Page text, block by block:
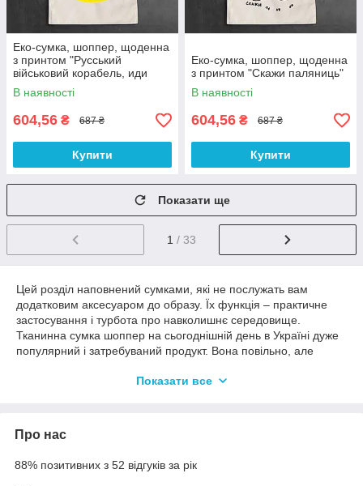
Еко-сумка, шоппер, щоденна
з принтом "Русський
військовий корабель, иди
нах*й"
В наявності
604,56 ₴ 687 ₴
Купити
Еко-сумка, шоппер, щоденна
з принтом "Скажи паляниць"
В наявності
604,56 ₴ 687 ₴
Купити
Показати ще
1 / 33
Цей розділ наповнений сумками, які не послужать вам
додатковим аксесуаром до образу. Їх функція – практичне
застосування і турбота про навколишнє середовище.
Тканинна сумка шоппер на сьогоднішній день в Україні дуже
популярний і затребуваний продукт. Вона повільно, але
Сучасні технології дозволяють не тільки виготовити якісний
практична річ, що володіє трьома супер здібностями:
Показати все
Про нас
88% позитивних з 52 відгуків за рік